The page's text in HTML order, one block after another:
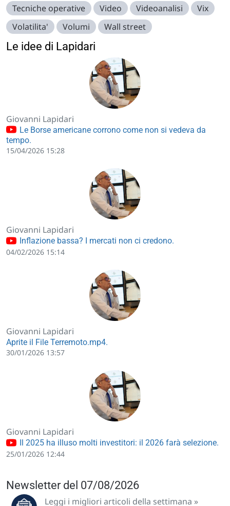
Tecniche operative Video Videoanalisi
Vix
Volatilita'
Volumi Wall street
Le idee di Lapidari
Giovanni Lapidari
Le Borse americane corrono come non si vedeva da
tempo.
15/04/2026 15:28
Giovanni Lapidari
Inflazione bassa? I mercati non ci credono.
04/02/2026 15:14
Giovanni Lapidari
Aprite il File Terremoto.mp4.
30/01/2026 13:57
Giovanni Lapidari
Il 2025 ha illuso molti investitori: il 2026 farà selezione.
25/01/2026 12:44
Newsletter del 07/08/2026
Leggi i migliori articoli della settimana »